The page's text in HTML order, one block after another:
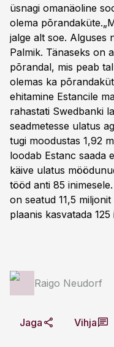
üsnagi omanäoline
olema
jalge alt soe. Alguses
Palmik. Tänaseks on
põrandal, mis peab
olemas ka
ehitamine Estancile
rahastati Swedbanki
seadmetesse ulatus
tugi moodustas 1,92
loodab Estanc saada
käive ulatus
tööd anti 85
on seatud 11,5
plaanis kasvatada 125
Raigo Neudorf
Jaga Vihja